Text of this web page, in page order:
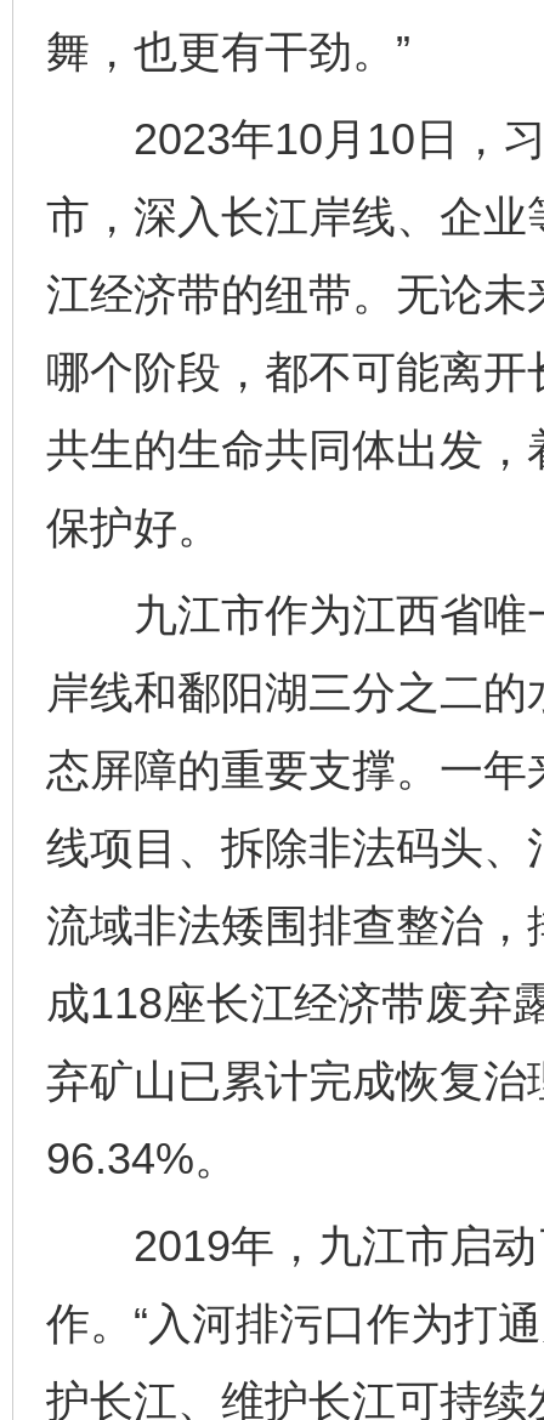
舞，也更有干劲。”
2023年10月10日，习
市，深入长江岸线、企
江经济带的纽带。无论
哪个阶段，都不可能离
共生的生命共同体出发
保护好。
九江市作为江西省唯
岸线和鄱阳湖三分之二
态屏障的重要支撑。一
线项目、拆除非法码头
流域非法矮围排查整治
成118座长江经济带废弃
弃矿山已累计完成恢复
96.34%。
2019年，九江市启动
作。“入河排污口作为打
护长江、维护长江可持续